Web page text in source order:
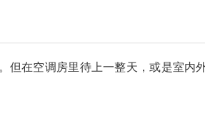
在空调房里待上一整天，或是室内